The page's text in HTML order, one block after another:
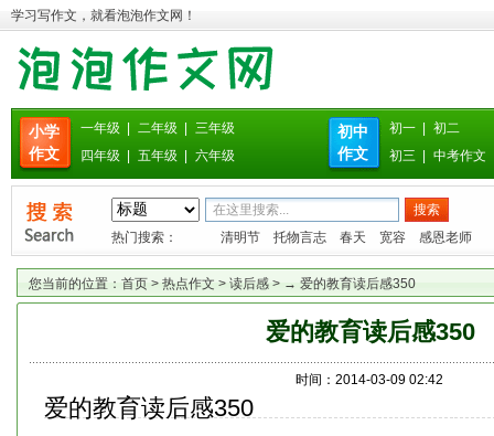
学习写作文，就看泡泡作文网！
小学
作文
一年级 二年级
三年级
四年级
五年级 六年级
初中
作文
初一
初二
初三
中考作文
热门搜索： 清明节 托物言志 春天 宽容 感恩老师
您当前的位置： 首页 > 热点作文 > 读后感 > → 爱的教育读后感350
爱的教育读后感350
时间：2014-03-09 02:42
爱的教育读后感350